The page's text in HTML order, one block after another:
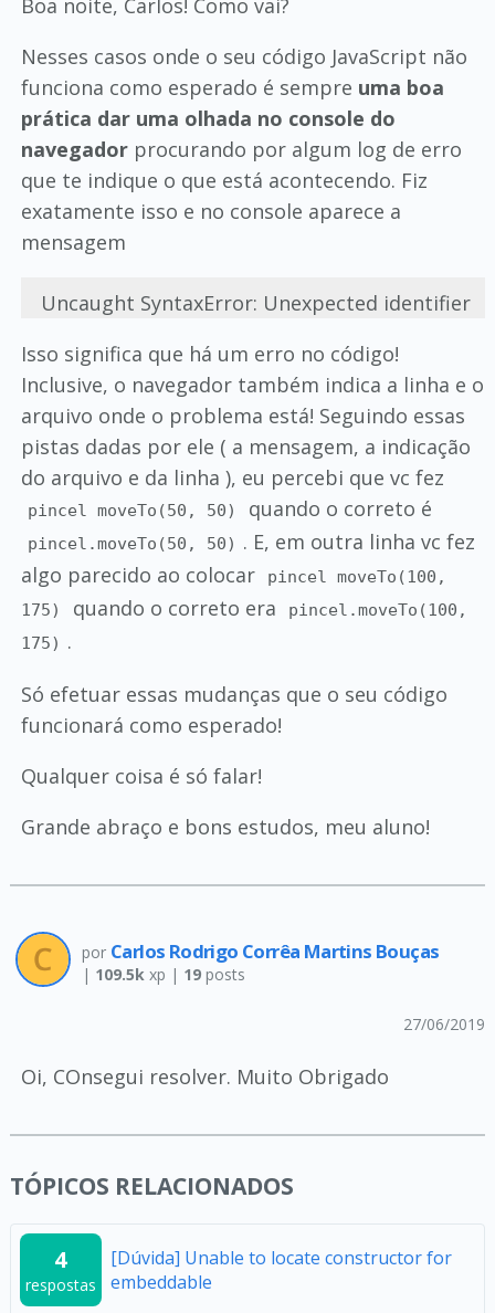
Boa noite, Carlos! Como vai?
Nesses casos onde o seu código JavaScript não
funciona como esperado é sempre uma boa
prática dar uma olhada no console do
navegadorprocurando por algum log de erro
que te indique o que está acontecendo. Fiz
exatamente isso e no console aparece a
mensagem
Uncaught SyntaxError: Unexpected identifier
Isso significa que há um erro no código!
Inclusive, o navegador também indica a linha e o
arquivo onde o problema está! Seguindo essas
pistas dadas por ele ( a mensagem, a indicação
do arquivo e da linha ), eu percebi que vc fez
pincel moveTo(50, 50) quando o correto é
pincel.moveTo(50, 50) . E, em outra linha vc fez
algo parecido ao colocar
pincel moveTo(100,
175)
quando o correto era
pincel.moveTo(100,
175) .
Só efetuar essas mudanças que o seu código
funcionará como esperado!
Qualquer coisa é só falar!
Grande abraço e bons estudos, meu aluno!
por Carlos Rodrigo Corrêa Martins Bouças
| 109.5kxp | 19posts
27/06/2019
Oi, COnsegui resolver. Muito Obrigado
TÓPICOS RELACIONADOS
4
respostas
[Dúvida] Unable to locate constructor for
embeddable